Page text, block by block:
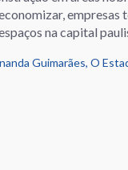
empresas
na capital
Guimarães, O